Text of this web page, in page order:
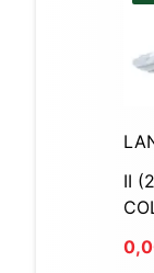
II